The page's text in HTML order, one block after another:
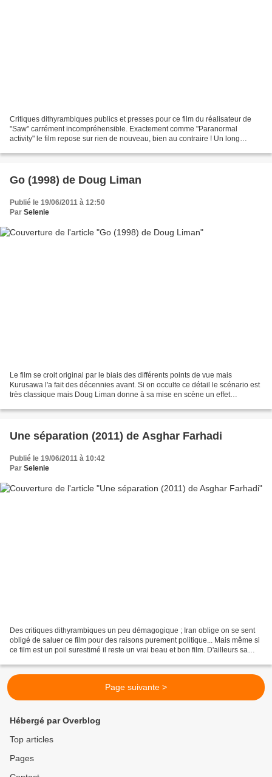
Critiques dithyrambiques publics et presses pour ce film du réalisateur de
"Saw" carrément incompréhensible. Exactement comme "Paranormal
activity" le film repose sur rien de nouveau, bien au contraire ! Un long
Go (1998) de Doug Liman
Publié le 19/06/2011 à 12:50
Par Selenie
Le film se croit original par le biais des différents points de vue mais
Kurusawa l'a fait des décennies avant. Si on occulte ce détail le scénario est
très classique mais Doug Liman donne à sa mise en scène un effet
Une séparation (2011) de Asghar Farhadi
Publié le 19/06/2011 à 10:42
Par Selenie
Des critiques dithyrambiques un peu démagogique ; Iran oblige on se sent
obligé de saluer ce film pour des raisons purement politique... Mais même si
ce film est un poil surestimé il reste un vrai beau et bon film. D'ailleurs sa
Page suivante >
Hébergé par Overblog
Top articles
Pages